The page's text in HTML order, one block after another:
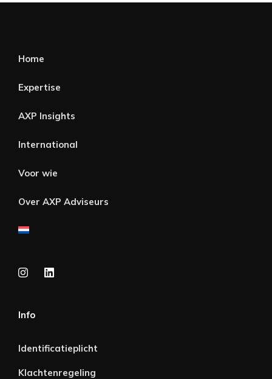
Home
Expertise
AXP Insights
International
Voor wie
Over AXP Adviseurs
Info
Identificatieplicht
Klachtenregeling